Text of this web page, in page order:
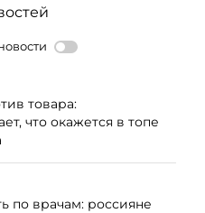
товара:
что окажется в топе
по врачам: россияне